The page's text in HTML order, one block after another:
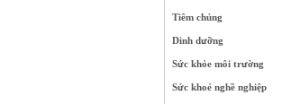
Tiêm chủng
Dinh dưỡng
Sức khỏe môi trường
Sức khoẻ nghề nghiệp